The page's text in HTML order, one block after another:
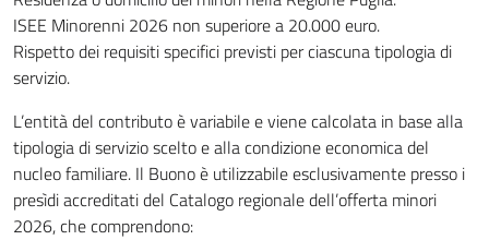
ISEE Minorenni 2026 non superiore a 20.000 euro.
Rispetto dei requisiti specifici previsti per ciascuna tipologia di
servizio.
L’entità del contributo è variabile e viene calcolata in base alla
tipologia di servizio scelto e alla condizione economica del
nucleo familiare. Il Buono è utilizzabile esclusivamente presso i
presìdi accreditati del Catalogo regionale dell’offerta minori
2026, che comprendono: